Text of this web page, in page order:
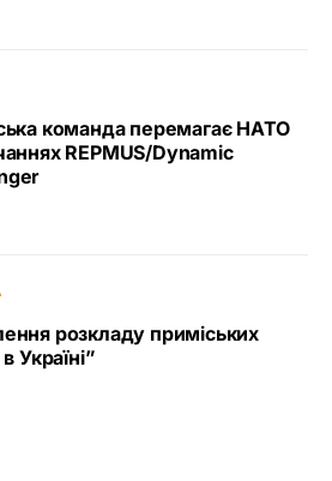
команда перемагає НАТО
REPMUS/Dynamic
розкладу приміських
в Україні”